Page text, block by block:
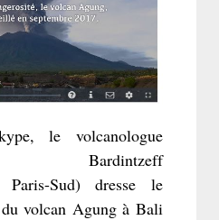
le volcanologue
Bardintzeff
Paris-Sud) dresse le
volcan Agung à Bali